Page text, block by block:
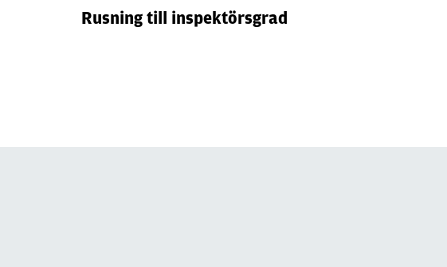
Rusning till inspektörsgrad